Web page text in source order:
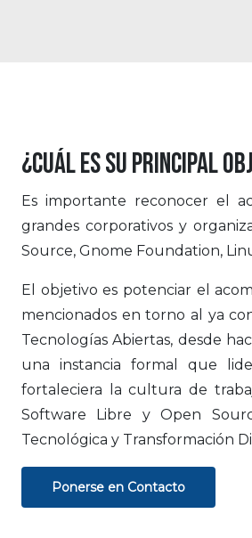
¿Cuál es su principal
Es importante reconocer el
grandes corporativos y
Source, Gnome Foundation,
El objetivo es potenciar el
mencionados en torno al ya
Tecnologías Abiertas, desde
una instancia formal que
fortaleciera la cultura de
Software Libre y Open
Tecnológica y Transformación
Ponerse en Contacto